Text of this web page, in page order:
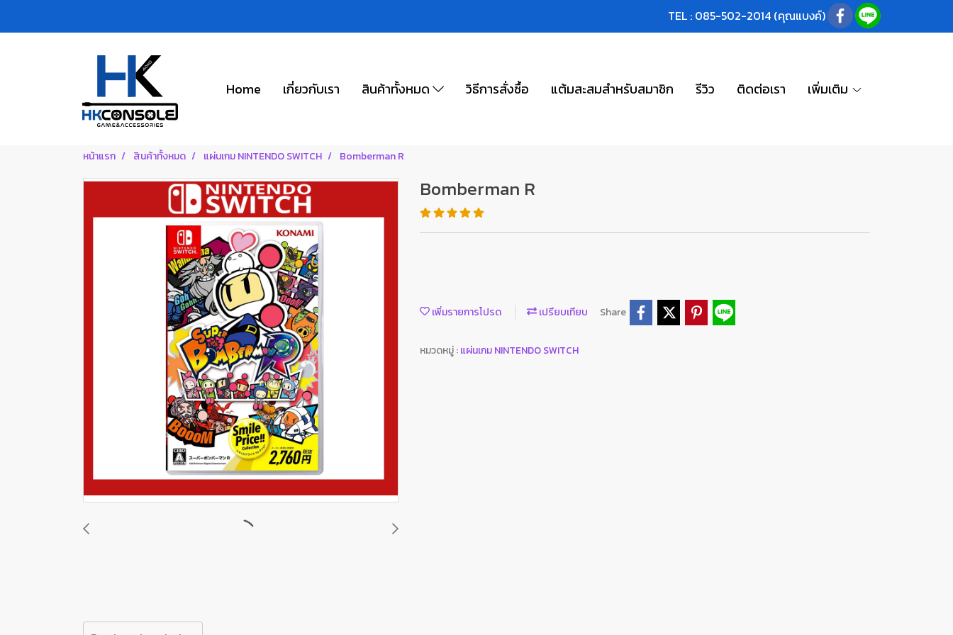
TEL : 085-502-2014 (คุณแบงค์)
Home เกี่ยวกับเรา สินค้าทั้งหมด วิธีการสั่งซื้อ แต้มสะสมสำหรับสมาชิก รีวิว ติดต่อเรา เพิ่มเติม
หน้าแรก สินค้าทั้งหมด แผ่นเกม NINTENDO SWITCH Bomberman R
Bomberman R
เพิ่มรายการโปรด เปรียบเทียบ Share
หมวดหมู่ :แผ่นเกม NINTENDO SWITCH